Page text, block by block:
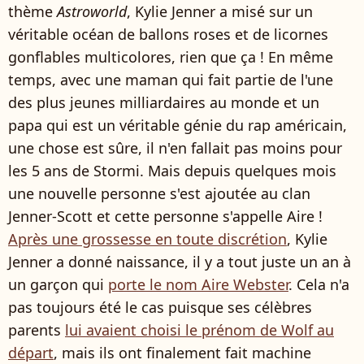
thèmeAstroworld, Kylie Jenner a misé sur un
véritable océan de ballons roses et de licornes
gonflables multicolores, rien que ça ! En même
temps, avec une maman qui fait partie de l'une
des plus jeunes milliardaires au monde et un
papa qui est un véritable génie du rap américain,
une chose est sûre, il n'en fallait pas moins pour
les 5 ans de Stormi. Mais depuis quelques mois
une nouvelle personne s'est ajoutée au clan
Jenner-Scott et cette personne s'appelle Aire !
Après une grossesse en toute discrétion, Kylie
Jenner a donné naissance, il y a tout juste un an à
un garçon qui porte le nom Aire Webster. Cela n'a
pas toujours été le cas puisque ses célèbres
parents lui avaient choisi le prénom de Wolf au
départ, mais ils ont finalement fait machine